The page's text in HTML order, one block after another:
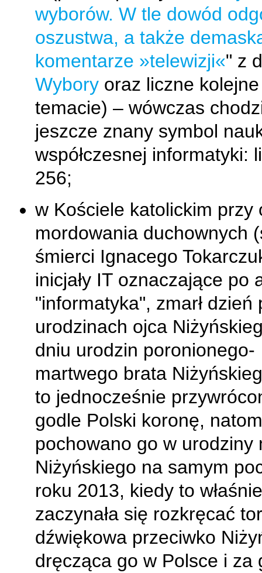
wyborów. W tle dowód
oszustwa, a także
komentarze »telewizji«" z
Wybory oraz liczne
temacie) – wówczas
jeszcze znany symbol
współczesnej informatyki:
256;
w Kościele katolickim przy
mordowania duchownych
śmierci Ignacego
inicjały IT oznaczające po
"informatyka", zmarł dzień
urodzinach ojca
dniu urodzin poronionego-
martwego brata
to jednocześnie
godle Polski koronę,
pochowano go w urodziny
Niżyńskiego na samym
roku 2013, kiedy to właśnie
zaczynała się rozkręcać
dźwiękowa przeciwko
dręcząca go w Polsce i za